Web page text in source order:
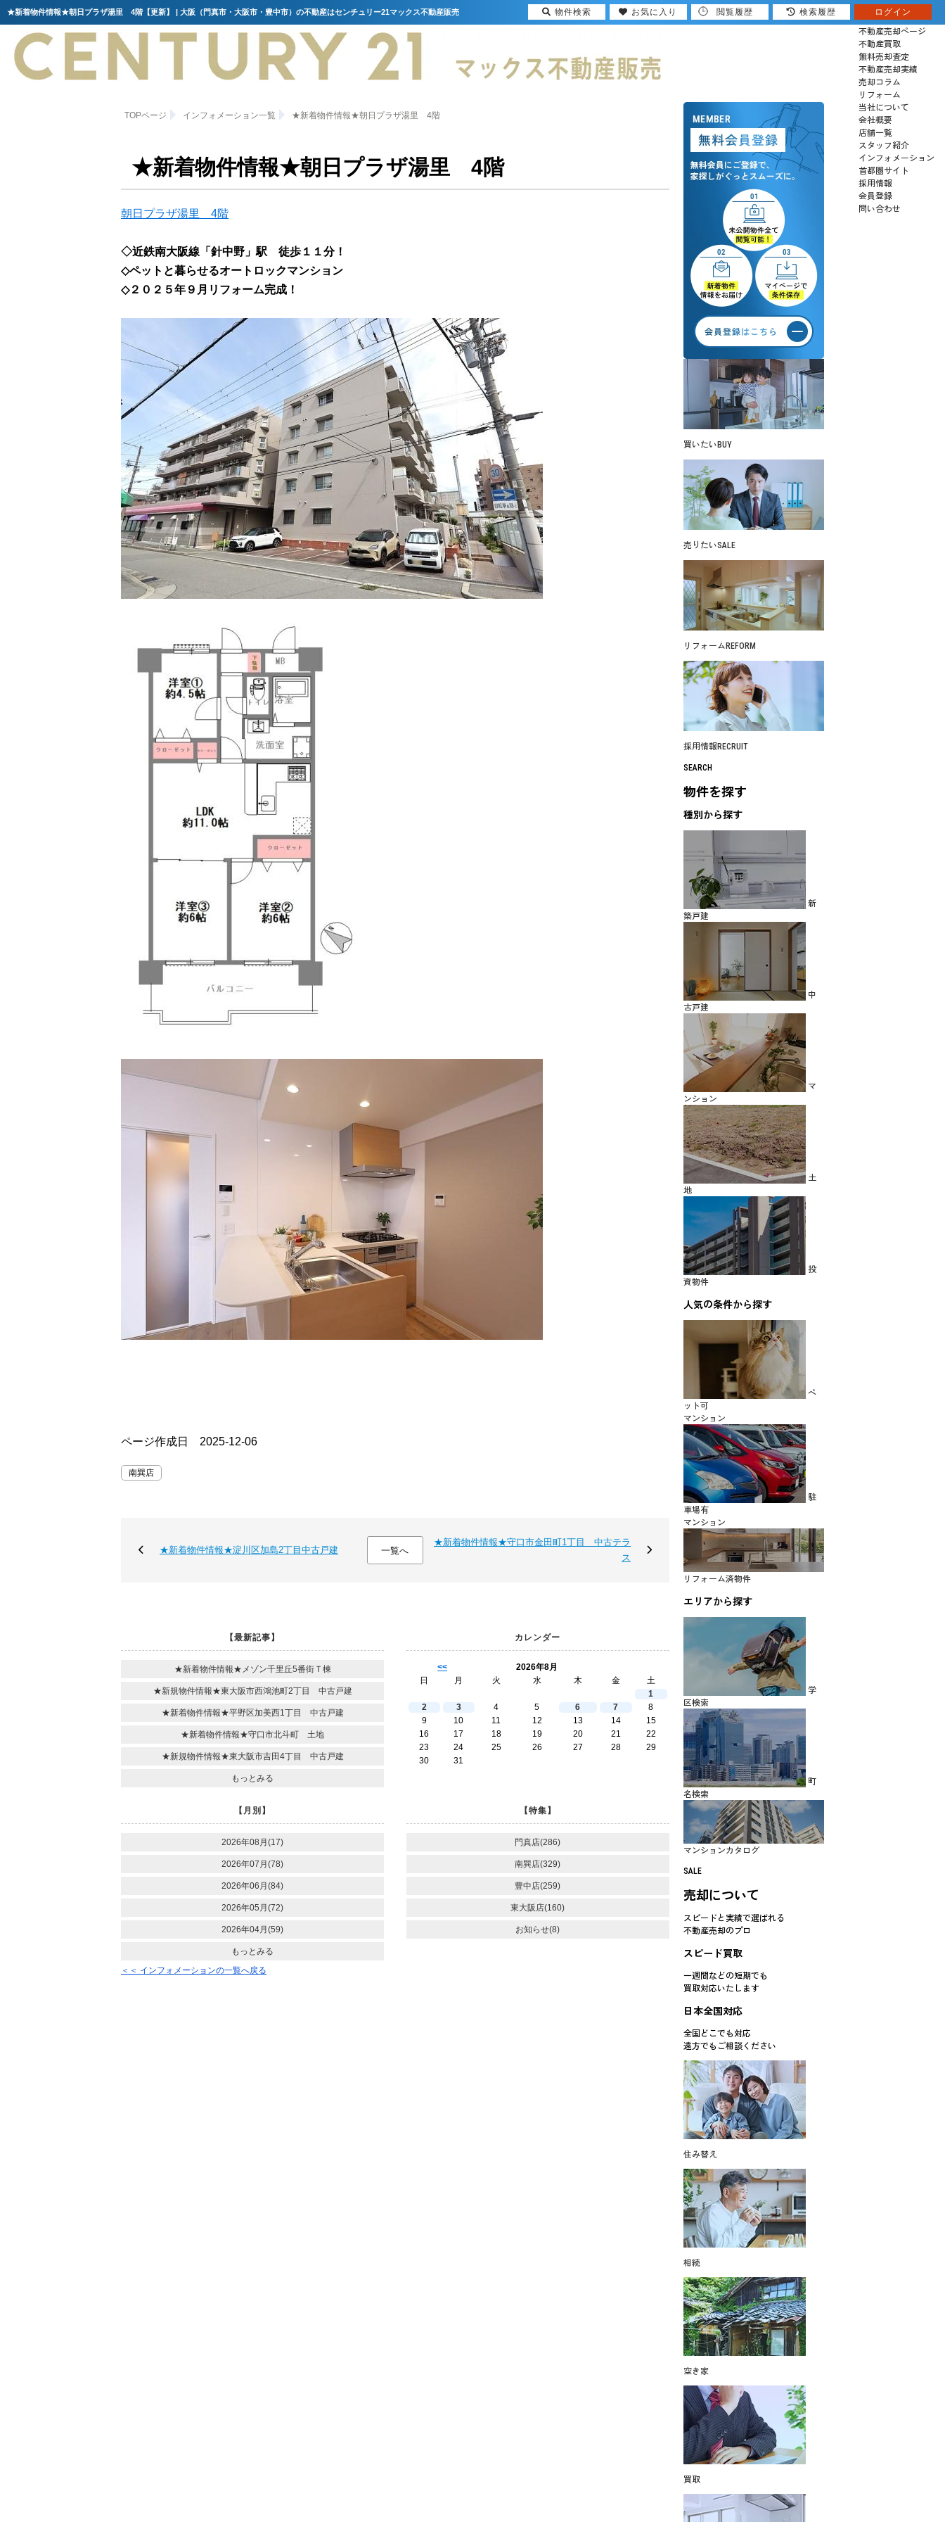
★新着物件情報★朝日プラザ湯里 4階【更新】 | 大阪（門真市・大阪市・豊中市）の不動産はセンチュリー21マックス不動産販売
売りたい
不動産売却ページ
不動産買取
無料売却査定
不動産売却実績
売却コラム
リフォーム
当社について
会社概要
店舗一覧
スタッフ紹介
インフォメーション
首都圏サイト
採用情報
会員登録
問い合わせ
TOPページ インフォメーション一覧 ★新着物件情報★朝日プラザ湯里 4階
★新着物件情報★朝日プラザ湯里 4階
朝日プラザ湯里 4階
◇近鉄南大阪線「針中野」駅 徒歩１１分！
◇ペットと暮らせるオートロックマンション
◇２０２５年９月リフォーム完成！
ページ作成日 2025-12-06
南巽店
★新着物件情報★淀川区加島2丁目中古戸建 一覧へ
★新着物件情報★守口市金田町1丁目 中古テラ
ス
【最新記事】
★新着物件情報★メゾン千里丘5番街Ｔ棟
★新規物件情報★東大阪市西鴻池町2丁目 中古戸建
★新着物件情報★平野区加美西1丁目 中古戸建
★新着物件情報★守口市北斗町 土地
★新規物件情報★東大阪市吉田4丁目 中古戸建
もっとみる
カレンダー
<<
2026年8月
日
月 火 水 木 金
土
1
2
3 4 5 6 7
8
9
10 11 12 13 14
15
16
17 18 19 20 21
22
23
24 25 26 27 28
29
30
31
【月別】
2026年08月(17)
2026年07月(78)
2026年06月(84)
2026年05月(72)
2026年04月(59)
もっとみる
【特集】
門真店(286)
南巽店(329)
豊中店(259)
東大阪店(160)
お知らせ(8)
＜＜ インフォメーションの一覧へ戻る
買いたい BUY
売りたいSALE
リフォーム REFORM
採用情報 RECRUIT
SEARCH
物件を探す
種別から探す
新
築戸建
中
古戸建
マ
ンション
土
地
投
資物件
人気の条件から探す
ペ
ット可
マンション
駐
車場有
マンション
リフォーム済物件
エリアから探す
学
区検索
町
名検索
マンションカタログ
SALE
売却について
スピードと実績で選ばれる
不動産売却のプロ
スピード買取
一週間などの短期でも
買取対応いたします
日本全国対応
全国どこでも対応
遠方でもご相談ください
住み替え
相続
空き家
買取
物件検索 お気に入り 閲覧履歴 検索履歴 ログイン